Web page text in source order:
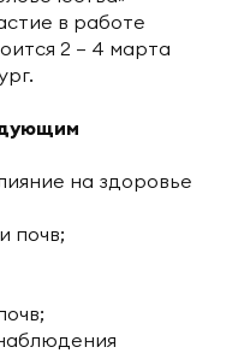
в работе
2 — 4 марта
на здоровье
почв;